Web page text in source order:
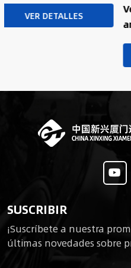
Vehículo cañón de agua
antidisturbios de la
SUSCRIBIR
¡Suscríbete a nuestra
últimas novedades sobre